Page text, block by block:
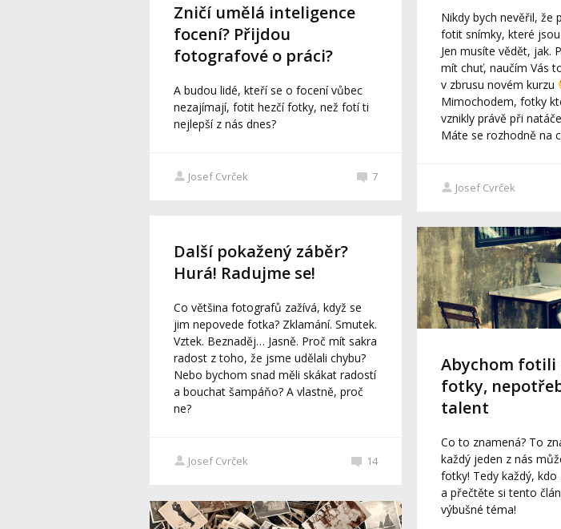
Zničí umělá inteligence
focení? Přijdou
fotografové o práci?
A budou lidé, kteří se o focení vůbec
nezajímají, fotit hezčí fotky, než fotí ti
nejlepší z nás dnes?
Josef Cvrček 7
Nikdy bych nevěřil, že
fotit snímky, které
Jen musíte vědět, jak.
mít chuť, naučím Vás
v zbrusu novém kurzu
Mimochodem, fotky
vznikly právě při
Máte se rozhodně na
Josef Cvrček
Další pokažený záběr?
Hurá! Radujme se!
Co většina fotografů zažívá, když se
jim nepovede fotka? Zklamání. Smutek.
Vztek. Beznaděj… Jasně. Proč mít sakra
radost z toho, že jsme udělali chybu?
Nebo bychom snad měli skákat radostí
a bouchat šampáňo? A vlastně, proč
ne?
Josef Cvrček 14
Abychom fotili
fotky,
talent
Co to znamená? To
každý jeden z nás
fotky! Tedy každý,
a přečtěte si tento
výbušné téma!